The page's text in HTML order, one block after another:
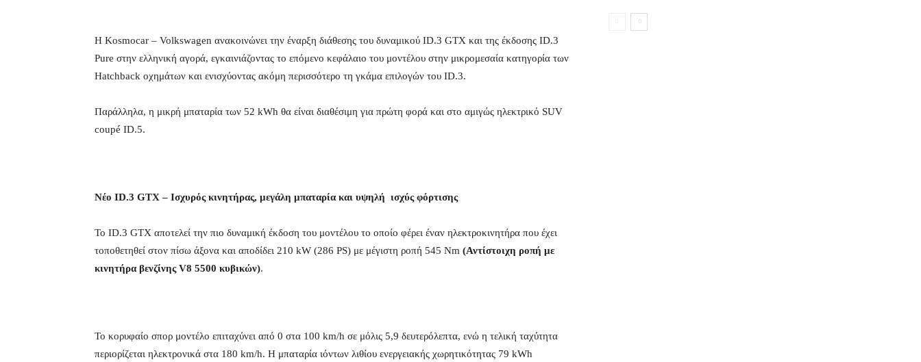
Η Kosmocar – Volkswagen ανακοινώνει την έναρξη διάθεσης του δυναμικού ID.3 GTX και της έκδοσης ID.3
Pure στην ελληνική αγορά, εγκαινιάζοντας το επόμενο κεφάλαιο του μοντέλου στην μικρομεσαία κατηγορία των
Hatchback οχημάτων και ενισχύοντας ακόμη περισσότερο τη γκάμα επιλογών του ID.3.
Παράλληλα, η μικρή μπαταρία των 52 kWh θα είναι διαθέσιμη για πρώτη φορά και στο αμιγώς ηλεκτρικό SUV
coupé ID.5.
Νέο ID.3 GTX – Iσχυρός κινητήρας, μεγάλη μπαταρία και υψηλή ισχύς φόρτισης
Το ID.3 GTX αποτελεί την πιο δυναμική έκδοση του μοντέλου το οποίο φέρει έναν ηλεκτροκινητήρα που έχει
τοποθετηθεί στον πίσω άξονα και αποδίδει 210 kW (286 PS) με μέγιστη ροπή 545 Nm (Αντίστοιχη ροπή με
κινητήρα βενζίνης V8 5500 κυβικών).
Το κορυφαίο σπορ μοντέλο επιταχύνει από 0 στα 100 km/h σε μόλις 5,9 δευτερόλεπτα, ενώ η τελική ταχύτητα
περιορίζεται ηλεκτρονικά στα 180 km/h. Η μπαταρία ιόντων λιθίου ενεργειακής χωρητικότητας 79 kWh